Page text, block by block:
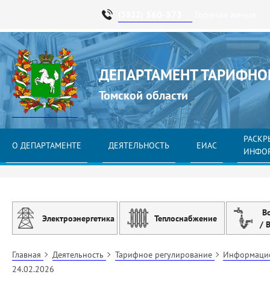
ДЕПАРТАМЕНТ
Томской области
О ДЕПАРТАМЕНТЕ ДЕЯТЕЛЬНОСТЬ ЕИАС
Электроэнергетика Теплоснабжение
/
Главная Деятельность Тарифное регулирование
24.02.2026